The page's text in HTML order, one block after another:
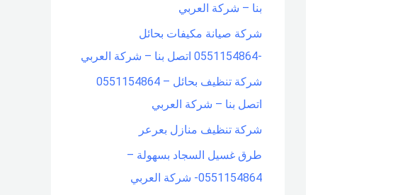
:بنا – شركة العربي
شركة صيانة مكيفات بحائل
-0551154864 اتصل بنا – شركة العربي
شركة تنظيف بحائل – 0551154864
اتصل بنا – شركة العربي
شركة تنظيف منازل بعرعر
طرق غسيل السجاد بسهولة –
0551154864- شركة العربي